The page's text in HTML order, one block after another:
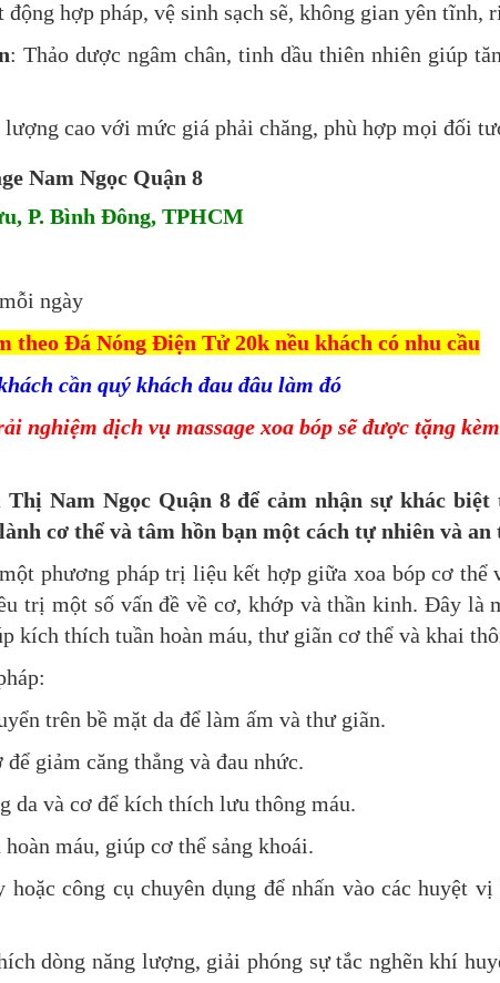
động hợp pháp, vệ sinh sạch sẽ, không gian yên tĩnh,
: Thảo dược ngâm chân, tinh dầu thiên nhiên giúp
cao với mức giá phải chăng, phù hợp mọi đối
Nam Ngọc Quận 8
P. Bình Đông, TPHCM
ngày
theo Đá Nóng Điện Tử 20k nều khách có nhu cầu
cần quý khách đau đâu làm đó
nghiệm dịch vụ massage xoa bóp sẽ được tặng
Nam Ngọc Quận 8 để cảm nhận sự khác
cơ thể và tâm hồn bạn một cách tự nhiên và an
phương pháp trị liệu kết hợp giữa xoa bóp cơ thể
trị một số vấn đề về cơ, khớp và thần kinh. Đây là
kích thích tuần hoàn máu, thư giãn cơ thể và khai
trên bề mặt da để làm ấm và thư giãn.
giảm căng thẳng và đau nhức.
da và cơ để kích thích lưu thông máu.
máu, giúp cơ thể sảng khoái.
hoặc công cụ chuyên dụng để nhấn vào các huyệt
dòng năng lượng, giải phóng sự tắc nghẽn khí